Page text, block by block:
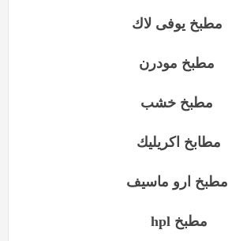
مطبخ يوفى لاك
مطبخ مودرن
مطبخ خشب
مطابخ اكريليك
مطبخ ارو ماسيف
hpl مطبخ